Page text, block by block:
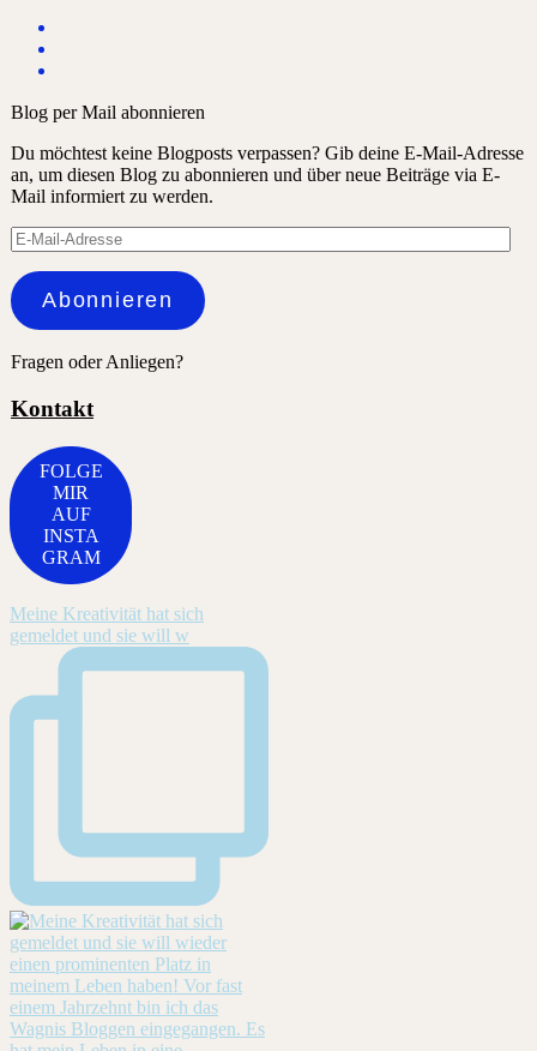
Blog per Mail abonnieren
Du möchtest keine Blogposts verpassen? Gib deine E-Mail-Adresse
an, um diesen Blog zu abonnieren und über neue Beiträge via E-
Mail informiert zu werden.
E-
Mail-
Adresse
Abonnieren
Fragen oder Anliegen?
Kontakt
FOLGE
MIR
AUF
INSTA
GRAM
Meine Kreativität hat sich
gemeldet und sie will w